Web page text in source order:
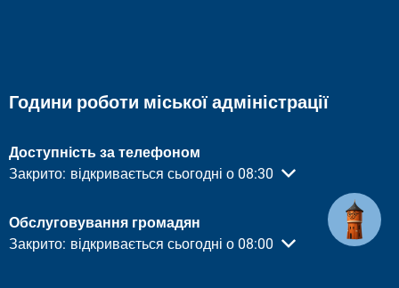
Години роботи міської адміністрації
Доступність за телефоном
Натисніть, щоб приховати інший час відкриття або
Закрито: відкривається сьогодні о 08:30
Обслуговування громадян
Натисніть, щоб приховати інший час відкриття або
Закрито: відкривається сьогодні о 08:00